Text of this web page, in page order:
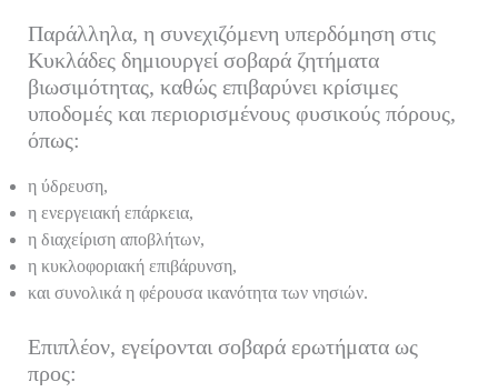
Παράλληλα, η συνεχιζόμενη υπερδόμηση στις
Κυκλάδες δημιουργεί σοβαρά ζητήματα
βιωσιμότητας, καθώς επιβαρύνει κρίσιμες
υποδομές και περιορισμένους φυσικούς πόρους,
όπως:
η ύδρευση,
η ενεργειακή επάρκεια,
η διαχείριση αποβλήτων,
η κυκλοφοριακή επιβάρυνση,
και συνολικά η φέρουσα ικανότητα των νησιών.
Επιπλέον, εγείρονται σοβαρά ερωτήματα ως
προς: